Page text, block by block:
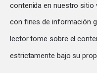
contenida en nuestro sitio
con fines de información
lector tome sobre el
estrictamente bajo su